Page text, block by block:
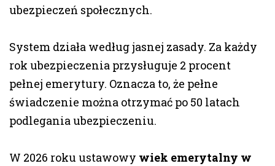
ubezpieczeń społecznych.
System działa według jasnej zasady. Za każdy
rok ubezpieczenia przysługuje 2 procent
pełnej emerytury. Oznacza to, że pełne
świadczenie można otrzymać po 50 latach
podlegania ubezpieczeniu.
W 2026 roku ustawowy wiek emerytalny w